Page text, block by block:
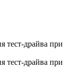
тест-драйва при
тест-драйва при